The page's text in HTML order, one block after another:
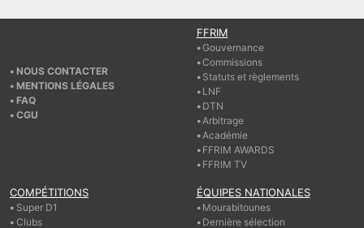
NOUS CONTACTER
MENTIONS LÉGALES
FAQ
CGU
FFRIM
Gouvernance
Commissions
Statuts et règlements
LNF
DTN
Arbitrage
Académie
FFRIM AWARDS
FFRIM TV
COMPÉTITIONS
Super D1
Clubs
ÉQUIPES NATIONALES
Mourabitounes
Dernière sélection